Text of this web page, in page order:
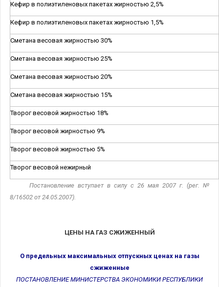
Кефир в полиэтиленовых пакетах жирностью 2,5%
Кефир в полиэтиленовых пакетах жирностью 1,5%
Сметана весовая жирностью 30%
Сметана весовая жирностью 25%
Сметана весовая жирностью 20%
Сметана весовая жирностью 15%
Творог весовой жирностью 18%
Творог весовой жирностью 9%
Творог весовой жирностью 5%
Творог весовой нежирный
Постановление вступает в силу с 26 мая 2007 г. (рег. №
8/16502 от 24.05.2007).
ЦЕНЫ НА ГАЗ СЖИЖЕННЫЙ
О предельных максимальных отпускных ценах на газы
сжиженные
ПОСТАНОВЛЕНИЕ МИНИСТЕРСТВА ЭКОНОМИКИ РЕСПУБЛИКИ